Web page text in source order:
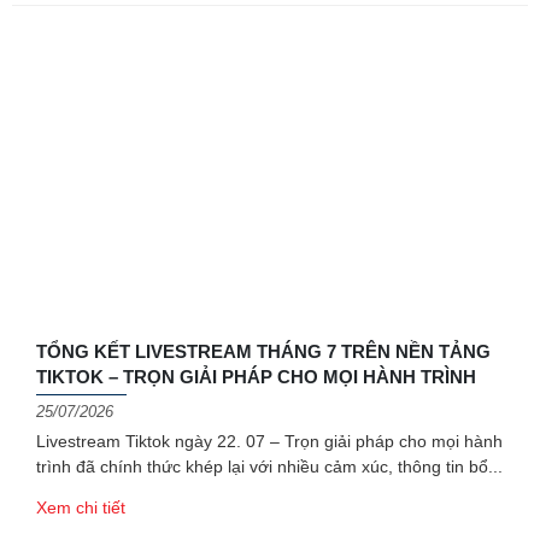
TỔNG KẾT LIVESTREAM THÁNG 7 TRÊN NỀN TẢNG
TIKTOK – TRỌN GIẢI PHÁP CHO MỌI HÀNH TRÌNH
25/07/2026
Livestream Tiktok ngày 22. 07 – Trọn giải pháp cho mọi hành
trình đã chính thức khép lại với nhiều cảm xúc, thông tin bổ
Xem chi tiết